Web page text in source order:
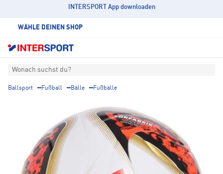
INTERSPORT App downloaden
WÄHLE DEINEN SHOP
Wonach suchst du?
Ballsport Fußball Bälle Fußbälle